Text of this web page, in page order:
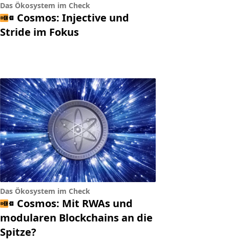
Das Ökosystem im Check
Cosmos: Injective und
Stride im Fokus
Das Ökosystem im Check
Cosmos: Mit RWAs und
modularen Blockchains an die
Spitze?